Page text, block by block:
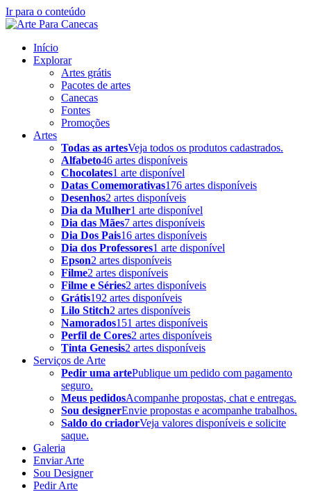
Ir para o conteúdo
Início
Explorar
Artes grátis
Pacotes de artes
Canecas
Fontes
Promoções
Artes
Todas as artesVeja todos os produtos cadastrados.
Alfabeto46 artes disponíveis
Chocolates1 arte disponível
Datas Comemorativas176 artes disponíveis
Desenhos2 artes disponíveis
Dia da Mulher1 arte disponível
Dia das Mães7 artes disponíveis
Dia Dos Pais16 artes disponíveis
Dia dos Professores1 arte disponível
Epson2 artes disponíveis
Filme2 artes disponíveis
Filme e Séries2 artes disponíveis
Grátis192 artes disponíveis
Lilo Stitch2 artes disponíveis
Namorados151 artes disponíveis
Perfil de Cores2 artes disponíveis
Tinta Genesis2 artes disponíveis
Serviços de Arte
Pedir uma artePublique um pedido com pagamento
seguro.
Meus pedidosAcompanhe propostas, chat e entregas.
Sou designerEnvie propostas e acompanhe trabalhos.
Saldo do criadorVeja valores disponíveis e solicite
saque.
Galeria
Enviar Arte
Sou Designer
Pedir Arte